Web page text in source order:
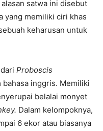
satwa ini disebut
yang memiliki ciri khas
keharusan untuk
Proboscis
bahasa inggris. Memiliki
belalai monyet
Dalam kelompoknya,
6 ekor atau biasanya